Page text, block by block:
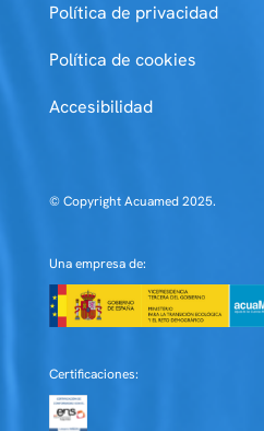
Política de privacidad
Política de cookies
Accesibilidad
© Copyright Acuamed 2025.
Una empresa de:
Certificaciones: